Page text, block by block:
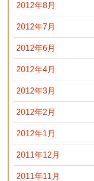
2012年8月
2012年7月
2012年6月
2012年4月
2012年3月
2012年2月
2012年1月
2011年12月
2011年11月